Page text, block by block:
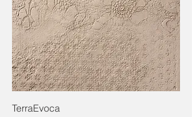
TerraEvoca